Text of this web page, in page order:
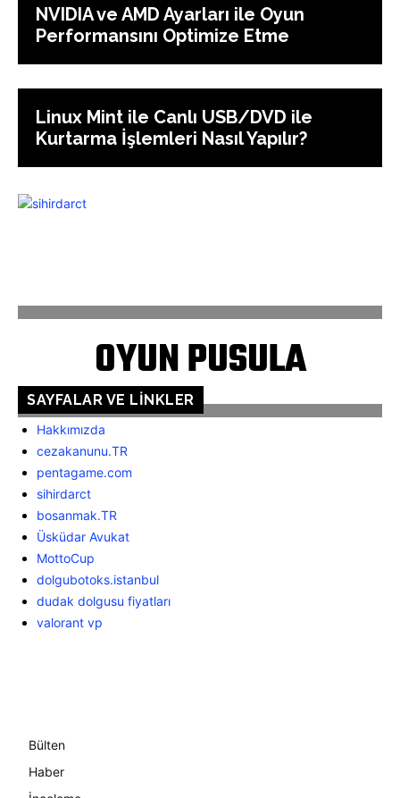
NVIDIA ve AMD Ayarları ile Oyun
Performansını Optimize Etme
Linux Mint ile Canlı USB/DVD ile
Kurtarma İşlemleri Nasıl Yapılır?
OYUN PUSULA
SAYFALAR VE LINKLER
Hakkımızda
cezakanunu.TR
pentagame.com
sihirdarct
bosanmak.TR
Üsküdar Avukat
MottoCup
dolgubotoks.istanbul
dudak dolgusu fiyatları
valorant vp
Bülten
Haber